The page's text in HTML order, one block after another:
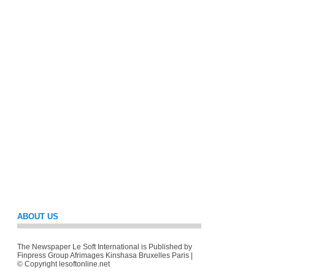
ABOUT US
The Newspaper Le Soft International is Published by
Finpress Group Afrimages Kinshasa Bruxelles Paris |
© Copyright lesoftonline.net